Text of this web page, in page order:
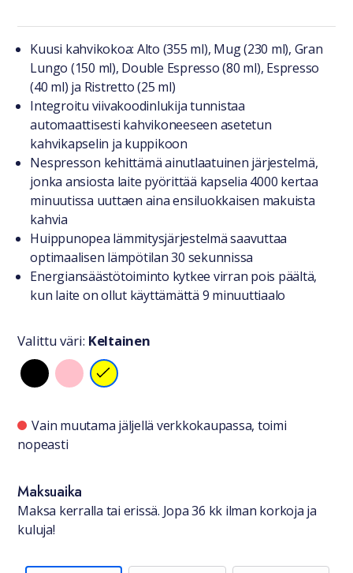
Tuotteesta lyhyesti
Kuusi kahvikokoa: Alto (355 ml), Mug (230 ml), Gran
Lungo (150 ml), Double Espresso (80 ml), Espresso
(40 ml) ja Ristretto (25 ml)
Integroitu viivakoodinlukija tunnistaa
automaattisesti kahvikoneeseen asetetun
kahvikapselin ja kuppikoon
Nespresson kehittämä ainutlaatuinen järjestelmä,
jonka ansiosta laite pyörittää kapselia 4000 kertaa
minuutissa uuttaen aina ensiluokkaisen makuista
kahvia
Huippunopea lämmitysjärjestelmä saavuttaa
optimaalisen lämpötilan 30 sekunnissa
Energiansäästötoiminto kytkee virran pois päältä,
kun laite on ollut käyttämättä 9 minuuttiaalo
Valitse väri
Valittu väri: Keltainen
Saatavuustiedot
Vain muutama jäljellä verkkokaupassa, toimi
nopeasti
Maksuaika
Maksa kerralla tai erissä. Jopa 36 kk ilman korkoja ja
kuluja!